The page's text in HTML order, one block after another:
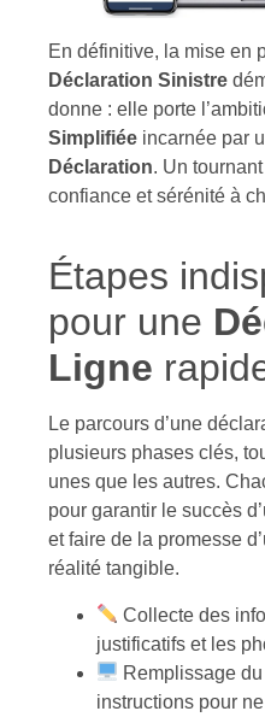
En définitive, la mise en
Déclaration Sinistre
donne : elle porte
Simplifiée incarnée par
Déclaration. Un
confiance et sérénité à
Étapes
pour une
Ligne
Le parcours d’une
plusieurs phases clés,
unes que les autres.
pour garantir le succès
et faire de la promesse
réalité tangible.
Collecte des
justificatifs et les
Remplissage
instructions pour